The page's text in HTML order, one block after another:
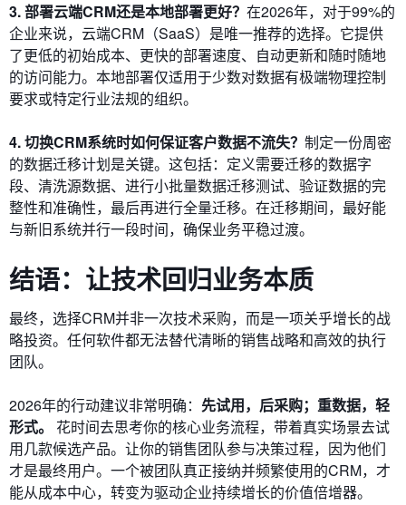
3. 部署云端CRM还是本地部署更好？ 在2026年，对于99%的
企业来说，云端CRM（SaaS）是唯一推荐的选择。它提供
了更低的初始成本、更快的部署速度、自动更新和随时随地
的访问能力。本地部署仅适用于少数对数据有极端物理控制
要求或特定行业法规的组织。
4. 切换CRM系统时如何保证客户数据不流失？ 制定一份周密
的数据迁移计划是关键。这包括：定义需要迁移的数据字
段、清洗源数据、进行小批量数据迁移测试、验证数据的完
整性和准确性，最后再进行全量迁移。在迁移期间，最好能
与新旧系统并行一段时间，确保业务平稳过渡。
结语：让技术回归业务本质
最终，选择CRM并非一次技术采购，而是一项关乎增长的战
略投资。任何软件都无法替代清晰的销售战略和高效的执行
团队。
2026年的行动建议非常明确： 先试用，后采购；重数据，轻
形式。
花时间去思考你的核心业务流程，带着真实场景去试
用几款候选产品。让你的销售团队参与决策过程，因为他们
才是最终用户。一个被团队真正接纳并频繁使用的CRM，才
能从成本中心，转变为驱动企业持续增长的价值倍增器。